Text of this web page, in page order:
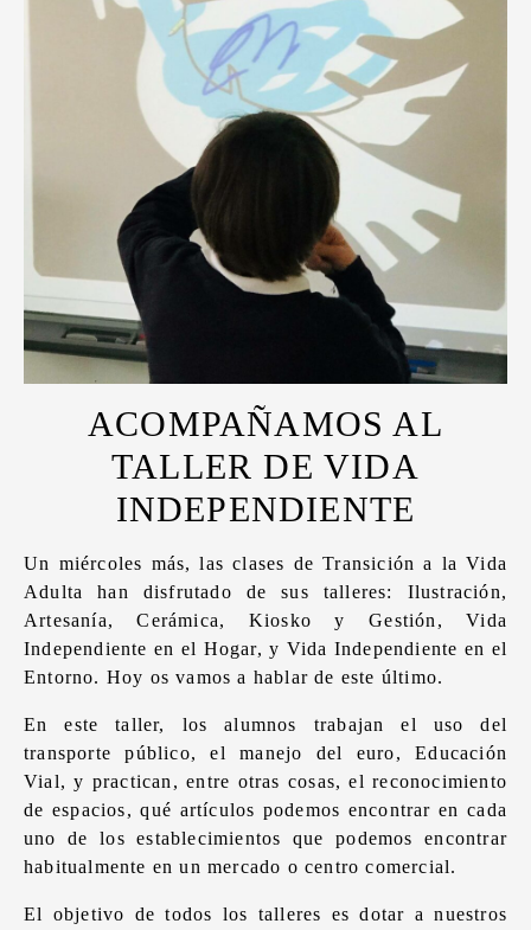
ACOMPAÑAMOS AL
TALLER DE VIDA
INDEPENDIENTE
Un miércoles más, las clases de Transición a la Vida
Adulta han disfrutado de sus talleres: Ilustración,
Artesanía, Cerámica, Kiosko y Gestión, Vida
Independiente en el Hogar, y Vida Independiente en el
Entorno. Hoy os vamos a hablar de este último.
En este taller, los alumnos trabajan el uso del
transporte público, el manejo del euro, Educación
Vial, y practican, entre otras cosas, el reconocimiento
de espacios, qué artículos podemos encontrar en cada
uno de los establecimientos que podemos encontrar
habitualmente en un mercado o centro comercial.
El objetivo de todos los talleres es dotar a nuestros